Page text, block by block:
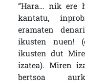
“Hara… nik ere
kantatu,
eramaten
ikusten nuen!
ikusten dut
izatea). Miren
bertsoa